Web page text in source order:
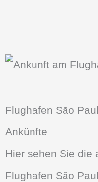
Flughafen São
Ankünfte
Hier sehen Sie die
Flughafen São